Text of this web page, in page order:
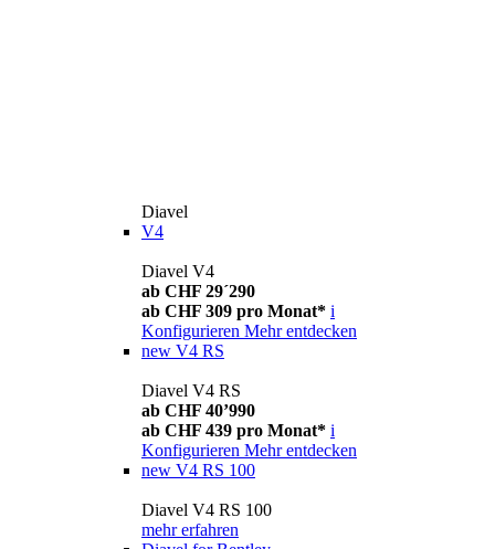
Diavel
V4
Diavel V4
ab CHF 29´290
ab CHF 309 pro Monat* i
Konfigurieren Mehr entdecken
new V4 RS
Diavel V4 RS
ab CHF 40’990
ab CHF 439 pro Monat* i
Konfigurieren Mehr entdecken
new V4 RS 100
Diavel V4 RS 100
mehr erfahren